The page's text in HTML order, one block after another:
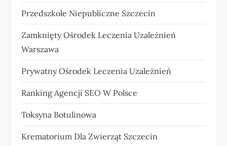
Przedszkole Niepubliczne Szczecin
Zamknięty Ośrodek Leczenia Uzależnień
Warszawa
Prywatny Ośrodek Leczenia Uzależnień
Ranking Agencji SEO W Polsce
Toksyna Botulinowa
Krematorium Dla Zwierząt Szczecin